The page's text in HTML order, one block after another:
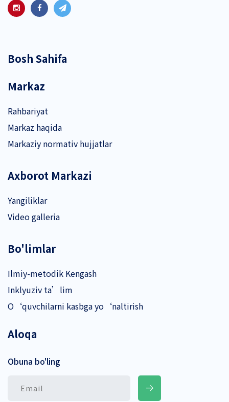
Bosh Sahifa
Markaz
Rahbariyat
Markaz haqida
Markaziy normativ hujjatlar
Axborot Markazi
Yangiliklar
Video galleria
Bo'limlar
Ilmiy-metodik Kengash
Inklyuziv ta’lim
O‘quvchilarni kasbga yo‘naltirish
Aloqa
Obuna bo'ling